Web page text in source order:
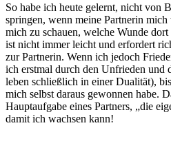
So habe ich heute gelernt, nicht von
springen, wenn meine Partnerin
mich zu schauen, welche Wunde
ist nicht immer leicht und erfordert
zur Partnerin. Wenn ich jedoch
ich erstmal durch den Unfrieden und
leben schließlich in einer Dualität),
mich selbst daraus gewonnen habe.
Hauptaufgabe eines Partners, „die
damit ich wachsen kann!